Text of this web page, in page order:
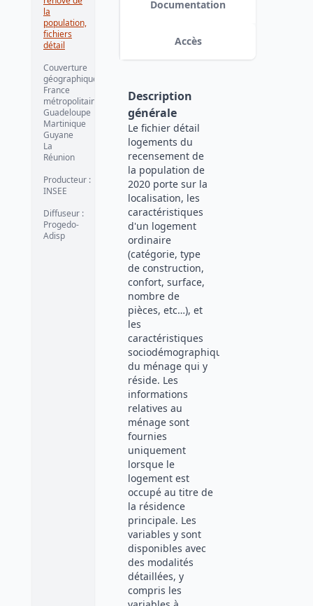
la
population,
fichiers
détail
Couverture
géographique
France
métropolitaine
Guadeloupe
Martinique
Guyane
La
Réunion
Producteur :
INSEE
Diffuseur :
Progedo-
Adisp
Documentation
Accès
Description
générale
Le fichier détail
logements du
recensement de
la population de
2020 porte sur la
localisation, les
caractéristiques
d'un logement
ordinaire
(catégorie, type
de construction,
confort, surface,
nombre de
pièces, etc…), et
les
caractéristiques
sociodémographiques
du ménage qui y
réside. Les
informations
relatives au
ménage sont
fournies
uniquement
lorsque le
logement est
occupé au titre de
la résidence
principale. Les
variables y sont
disponibles avec
des modalités
détaillées, y
compris les